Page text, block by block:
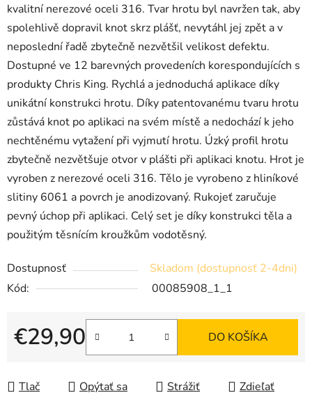
kvalitní nerezové oceli 316. Tvar hrotu byl navržen tak, aby
spolehlivě dopravil knot skrz plášť, nevytáhl jej zpět a v
neposlední řadě zbytečně nezvětšil velikost defektu.
Dostupné ve 12 barevných provedeních korespondujících s
produkty Chris King. Rychlá a jednoduchá aplikace díky
unikátní konstrukci hrotu. Díky patentovanému tvaru hrotu
zůstává knot po aplikaci na svém místě a nedochází k jeho
nechtěnému vytažení při vyjmutí hrotu. Úzký profil hrotu
zbytečně nezvětšuje otvor v plášti při aplikaci knotu. Hrot je
vyroben z nerezové oceli 316. Tělo je vyrobeno z hliníkové
slitiny 6061 a povrch je anodizovaný. Rukojeť zaručuje
pevný úchop při aplikaci. Celý set je díky konstrukci těla a
použitým těsnícím kroužkům vodotěsný.
Dostupnosť
Skladom (dostupnosť 2-4dni)
Kód:
00085908_1_1
€29,90
Jednotková cena:
DO KOŠÍKA
Tlač Opýtať sa Strážiť Zdieľať